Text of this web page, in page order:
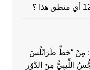
مِنْ “خَطِّ طَرَابُلُسَ
اللِّيبِيُّ مِنَ الدَّوْرِ